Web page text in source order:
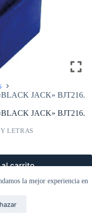
la mejor experiencia en
JACK» BJT216.
JACK» BJT216.
LETRAS
al carrito